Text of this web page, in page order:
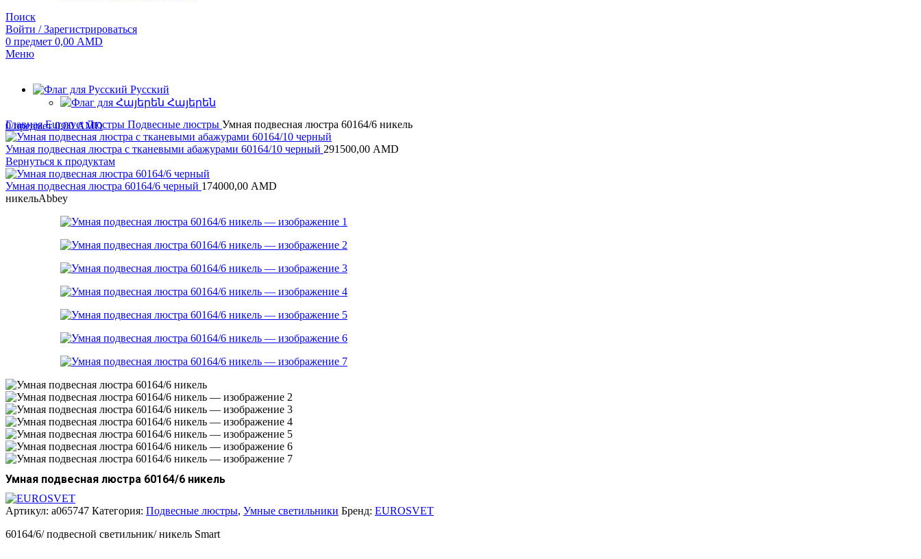
Поиск
Войти / Зарегистрироваться
0 предмет 0,00 AMD
Меню
Русский
Հայերեն
0предмет 0,00AMD
ГлавнаяEurosvetЛюстры Подвесные люстры Умная подвесная люстра 60164/6 никель
Умная подвесная люстра с тканевыми абажурами 60164/10 черный 291500,00 AMD
Вернуться к продуктам
Умная подвесная люстра 60164/6 черный 174000,00 AMD
никельAbbey
Умная подвесная люстра 60164/6 никель
Артикул: a065747 Категория: Подвесные люстры, Умные светильники Бренд: EUROSVET
60164/6/ подвесной светильник/ никель Smart